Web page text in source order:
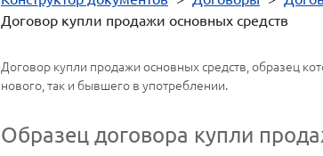
Договор купли продажи основных средств
Договор купли продажи основных средств, образец
нового, так и бывшего в употреблении.
Образец договора купли